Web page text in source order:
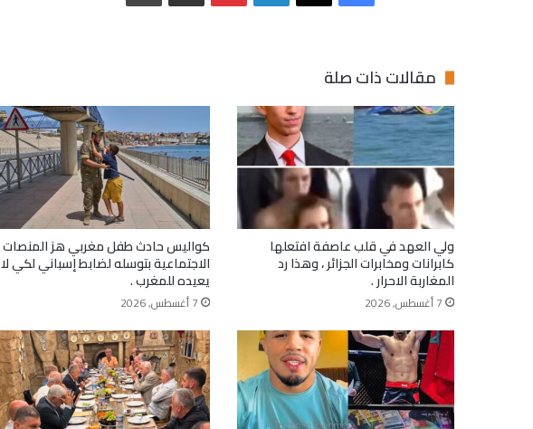
مقالات ذات صلة
ولي العهد في قلب عاصفة افتعلها
كابرانات ومخابرات الجزائر ، وهذا رد
المغاربة الاحرار .
7 أغسطس, 2026
كواليس حادث طفل مغربي هز المنصات
الاجتماعية بتوسله لضابط إسباني لكي لا
يعيده للمغرب .
7 أغسطس, 2026